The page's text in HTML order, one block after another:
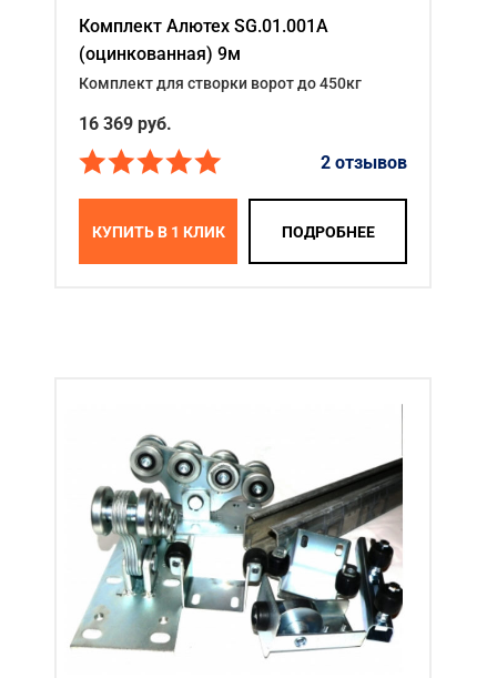
Комплект Алютех SG.01.001A
(оцинкованная) 9м
Комплект для створки ворот до 450кг
16 369 руб.
2 отзывов
КУПИТЬ В 1 КЛИК ПОДРОБНЕЕ